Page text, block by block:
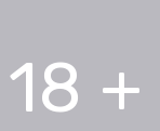
18 +